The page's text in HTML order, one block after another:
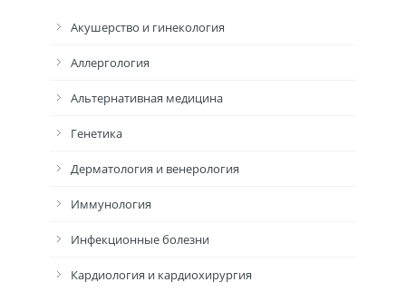
Акушерство и гинекология
Аллергология
Альтернативная медицина
Генетика
Дерматология и венерология
Иммунология
Инфекционные болезни
Кардиология и кардиохирургия